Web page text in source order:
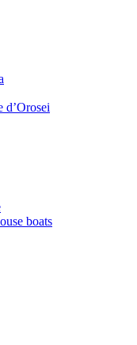
d’Orosei
boats